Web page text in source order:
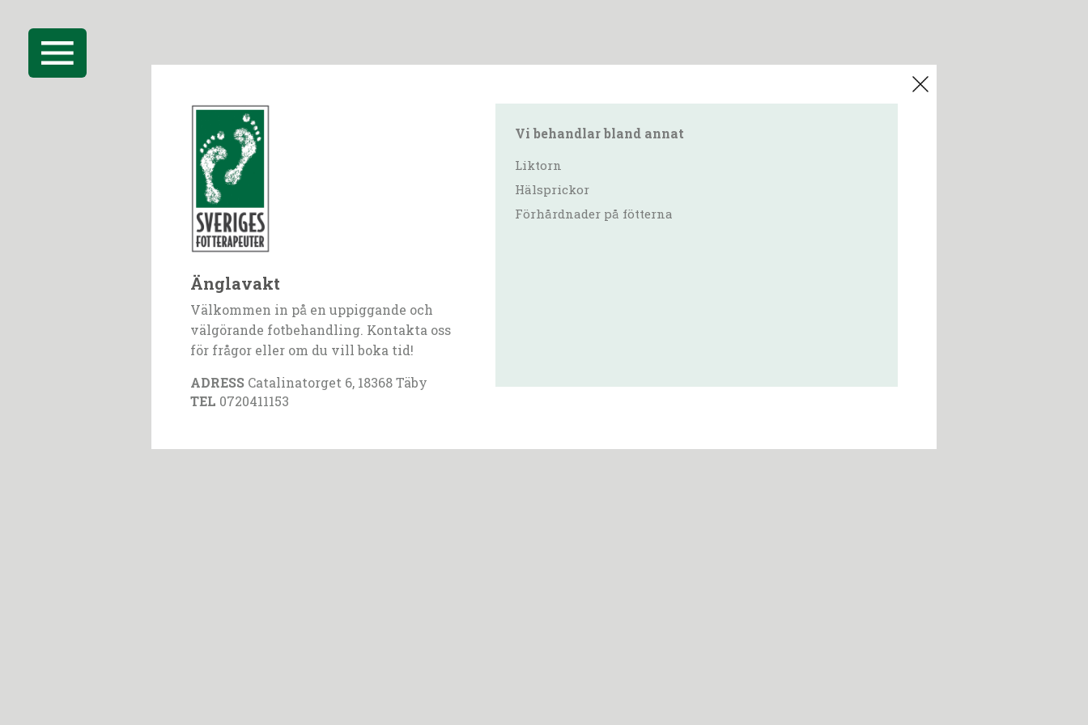
Änglavakt
Välkommen in på en uppiggande och
välgörande fotbehandling. Kontakta oss
för frågor eller om du vill boka tid!
ADRESS Catalinatorget 6, 18368 Täby
TEL 0720411153
Vi behandlar bland annat
Liktorn
Hälsprickor
Förhårdnader på fötterna